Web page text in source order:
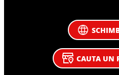
CAUTA UN